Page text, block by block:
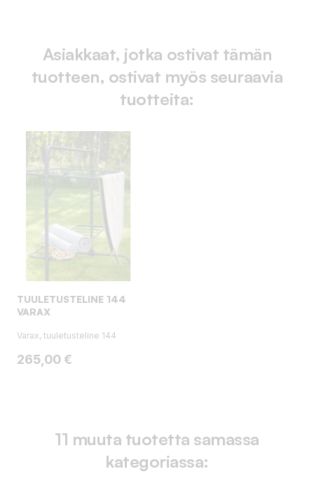
Asiakkaat, jotka ostivat tämän
tuotteen, ostivat myös seuraavia
tuotteita:
TUULETUSTELINE 144
VARAX
Varax, tuuletusteline 144
Hinta
265,00 €
11 muuta tuotetta samassa
kategoriassa: